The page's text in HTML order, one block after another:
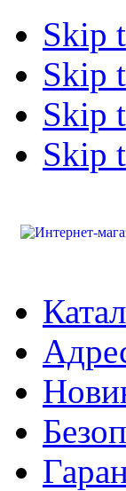
Skip
Skip
Skip
Skip